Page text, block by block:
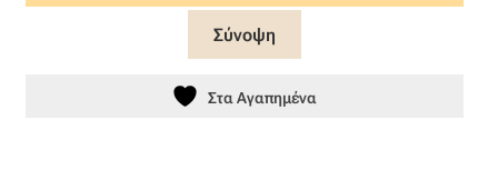
77,00 €. είναι:
53,90 €.
Σύνοψη
Στα Αγαπημένα